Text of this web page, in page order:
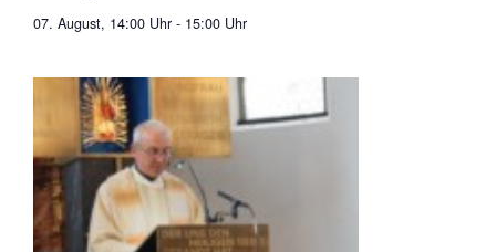
07. August, 14:00 Uhr - 15:00 Uhr